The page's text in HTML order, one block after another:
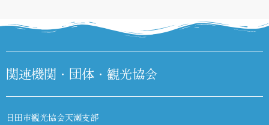
関連機関・団体・観光協会
日田市観光協会天瀬支部